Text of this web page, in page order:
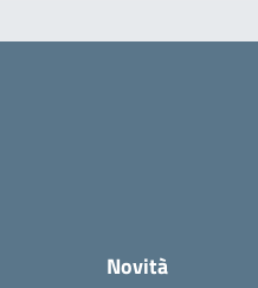
Novità